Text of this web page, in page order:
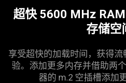
only
support
超快 5600 MHz
存储空
享受超快的加载时间，获得
验。添加更多内存并借助两
器的 m.2 空插槽添加